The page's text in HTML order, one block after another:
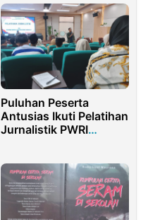
Puluhan Peserta
Antusias Ikuti Pelatihan
Jurnalistik PWRI